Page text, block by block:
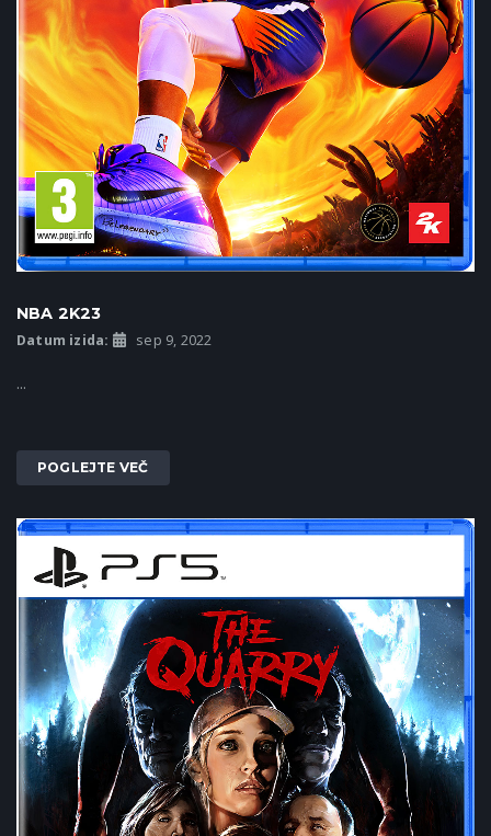
NBA 2K23
Datum izida: sep 9, 2022
...
POGLEJTE VEČ